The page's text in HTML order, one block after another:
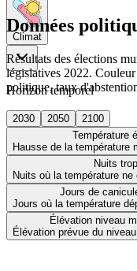
Climat
Horizon temporel
2030 2050
2100
Température
Hausse de la température
Nuits
Nuits où la température
Jours de
Jours où la température
Élévation niveau
Élévation prévue du
Données
Résultats des élections
législatives 2022.
politique, taux